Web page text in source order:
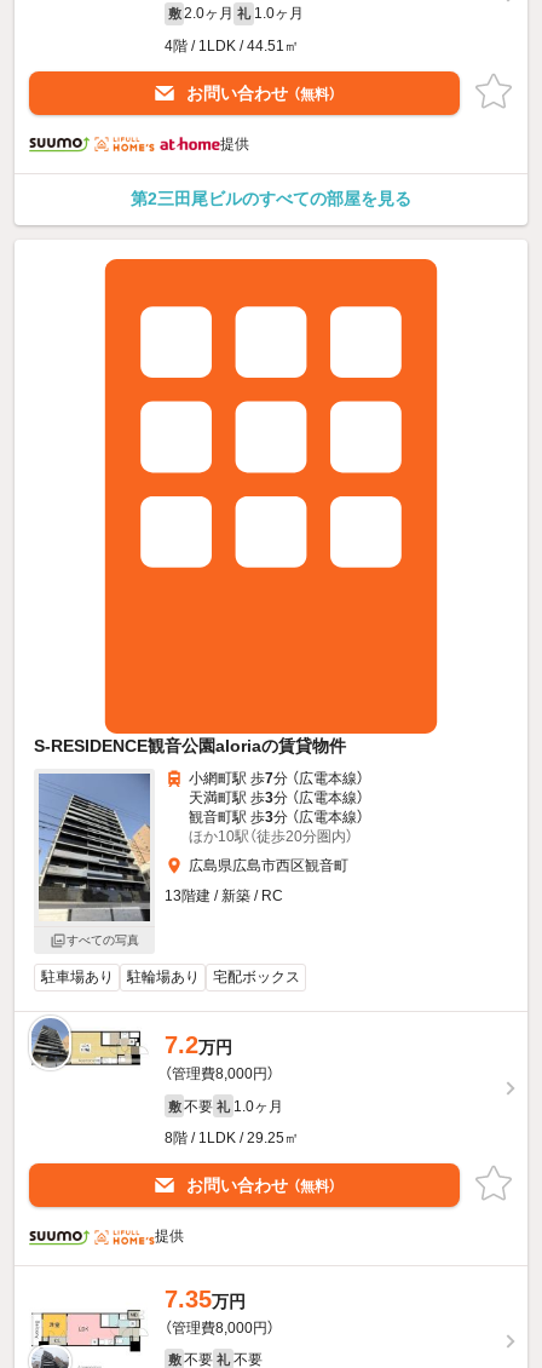
敷 2.0ヶ月 礼 1.0ヶ月
4階 / 1LDK / 44.51㎡
お問い合わせ （無料）
提供
第2三田尾ビルのすべての部屋を見る
S-RESIDENCE観音公園aloriaの賃貸物件
すべての写真
小網町駅 歩7分 （広電本線）
天満町駅 歩3分 （広電本線）
観音町駅 歩3分 （広電本線）
ほか10駅（徒歩20分圏内）
広島県広島市西区観音町
13階建 / 新築 / RC
駐車場あり 駐輪場あり 宅配ボックス
7.2万円
（管理費8,000円）
敷 不要 礼 1.0ヶ月
8階 / 1LDK / 29.25㎡
お問い合わせ （無料）
提供
7.35万円
（管理費8,000円）
敷 不要 礼 不要